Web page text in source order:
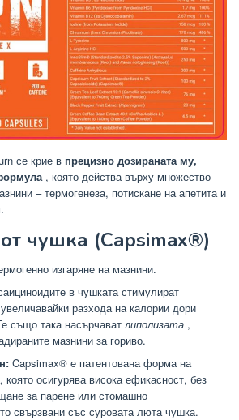
се крие в прецизно дозираната му,
, която действа върху множество
– термогенеза, потискане на апетита и
чушка (Capsimax®)
изгаряне на мазнини.
в чушката стимулират
разхода на калории дори
също така насърчават липолизата ,
мазнини за гориво.
Capsimax® е патентована форма на
която осигурява висока ефикасност, без
за парене или стомашно
свързвани със суровата люта чушка.